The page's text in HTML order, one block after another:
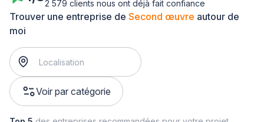
Trouver une entreprise de Second œuvre autour de
moi
Voir par catégorie
2 579 clients nous ont déjà fait confiance